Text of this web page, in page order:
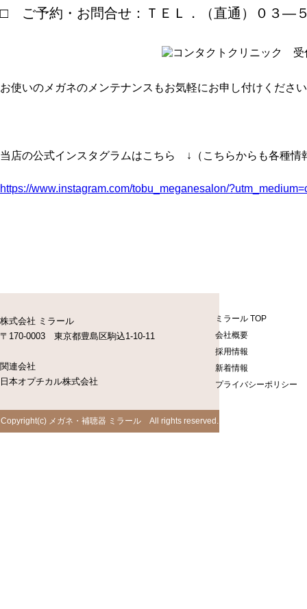
□ ご予約・お問合せ：ＴＥＬ．（直通）０３―
お使いのメガネのメンテナンスもお気軽にお申し付けくださ
当店の公式インスタグラムはこちら ↓（こちらからも各種情
https://www.instagram.com/tobu_meganesalon/
株式会社 ミラール
〒170-0003 東京都豊島区駒込1-10-11
関連会社
日本オプチカル株式会社
ミラール TOP
会社概要
採用情報
新着情報
プライバシーポリシー
Copyright(c) メガネ・補聴器 ミラール All rights reserved.